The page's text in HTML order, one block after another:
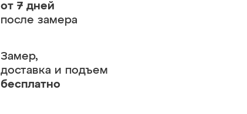
от 7 дней
после замера
Замер,
доставка и подъем
бесплатно